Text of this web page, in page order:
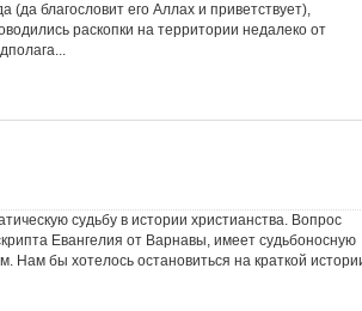
благословит его Аллах и приветствует),
раскопки на территории недалеко от
судьбу в истории христианства. Вопрос
Евангелия от Варнавы, имеет судьбоносную
Нам бы хотелось остановиться на краткой